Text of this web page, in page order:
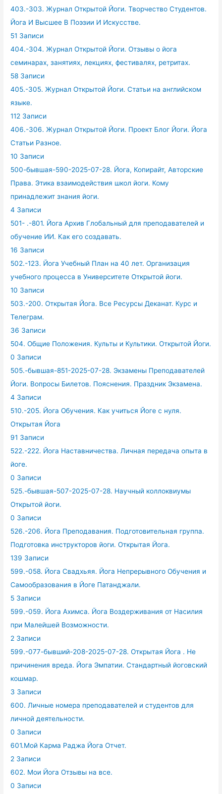
403.-303. Журнал Открытой Йоги. Творчество Студентов.
Йога И Высшее В Поэзии И Искусстве.
51 Записи
404.-304. Журнал Открытой Йоги. Отзывы о йога
семинарах, занятиях, лекциях, фестивалях, ретритах.
58 Записи
405.-305. Журнал Открытой Йоги. Статьи на английском
языке.
112 Записи
406.-306. Журнал Открытой Йоги. Проект Блог Йоги. Йога
Статьи Разное.
10 Записи
500-бывшая-590-2025-07-28. Йога, Копирайт, Авторские
Права. Этика взаимодействия школ йоги. Кому
принадлежит знания йоги.
4 Записи
501- .-801. Йога Архив Глобальный для преподавателей и
обучение ИИ. Как его создавать.
16 Записи
502.-123. Йога Учебный План на 40 лет. Организация
учебного процесса в Университете Открытой йоги.
10 Записи
503.-200. Открытая Йога. Все Ресурсы Деканат. Курс и
Телеграм.
36 Записи
504. Общие Положения. Культы и Культики. Открытой Йоги.
0 Записи
505.-бывшая-851-2025-07-28. Экзамены Преподавателей
Йоги. Вопросы Билетов. Пояснения. Праздник Экзамена.
4 Записи
510.-205. Йога Обучения. Как учиться Йоге с нуля.
Открытая Йога
91 Записи
522.-222. Йога Наставничества. Личная передача опыта в
йоге.
0 Записи
525.-бывшая-507-2025-07-28. Научный коллоквиумы
Открытой йоги.
0 Записи
526.-206. Йога Преподавания. Подготовительная группа.
Подготовка инструкторов йоги. Открытая Йога.
139 Записи
599.-058. Йога Свадхьяя. Йога Непрерывного Обучения и
Самообразования в Йоге Патанджали.
5 Записи
599.-059. Йога Ахимса. Йога Воздерживания от Насилия
при Малейшей Возможности.
2 Записи
599.-077-бывший-208-2025-07-28. Открытая Йога . Не
причинения вреда. Йога Эмпатии. Стандартный йоговский
кошмар.
3 Записи
600. Личные номера преподавателей и студентов для
личной деятельности.
0 Записи
601.Мой Карма Раджа Йога Отчет.
2 Записи
602. Мои Йога Отзывы на все.
0 Записи